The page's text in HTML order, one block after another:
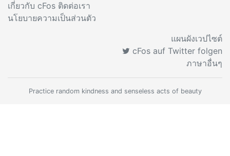
เกี่ยวกับ cFos ติดต่อเรา
นโยบายความเป็นส่วนตัว
แผนผังเวปไซต์
cFos auf Twitter folgen
ภาษาอื่นๆ
Practice random kindness and senseless acts of beauty